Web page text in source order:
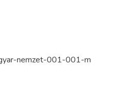
nemzet-001-001-m